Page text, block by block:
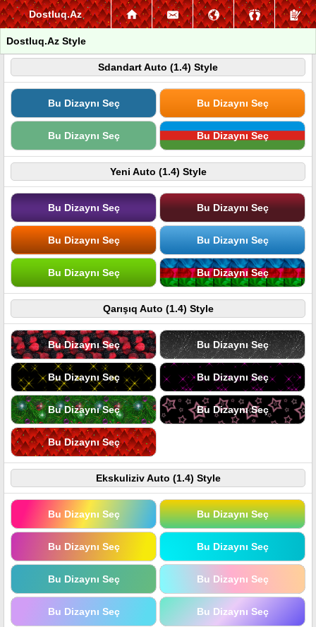
Dostluq.Az
Dostluq.Az Style
Sdandart Auto (1.4) Style
Bu Dizaynı Seç Bu Dizaynı Seç
Bu Dizaynı Seç Bu Dizaynı Seç
Yeni Auto (1.4) Style
Bu Dizaynı Seç Bu Dizaynı Seç
Bu Dizaynı Seç Bu Dizaynı Seç
Bu Dizaynı Seç Bu Dizaynı Seç
Qarışıq Auto (1.4) Style
Bu Dizaynı Seç Bu Dizaynı Seç
Bu Dizaynı Seç Bu Dizaynı Seç
Bu Dizaynı Seç Bu Dizaynı Seç
Bu Dizaynı Seç
Ekskuliziv Auto (1.4) Style
Bu Dizaynı Seç Bu Dizaynı Seç
Bu Dizaynı Seç Bu Dizaynı Seç
Bu Dizaynı Seç Bu Dizaynı Seç
Bu Dizaynı Seç Bu Dizaynı Seç